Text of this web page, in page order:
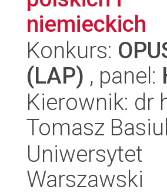
niemieckich
Konkurs:
(LAP) , panel:
Kierownik: dr
Tomasz
Uniwersytet
Warszawski